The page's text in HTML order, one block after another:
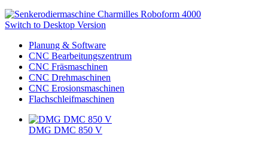
Switch to Desktop Version
Planung & Software
CNC Bearbeitungszentrum
CNC Fräsmaschinen
CNC Drehmaschinen
CNC Erosionsmaschinen
Flachschleifmaschinen
DMG DMC 850 V